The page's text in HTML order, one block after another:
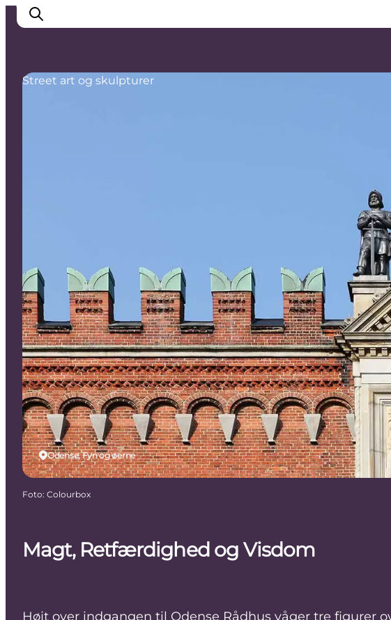
Magt, Retfærdighed og Visdom
Højt over indgangen til Odense Rådhus våger tre figurer
Odense, Fyn og øerne
Street art og skulpturer
Foto: Colourbox